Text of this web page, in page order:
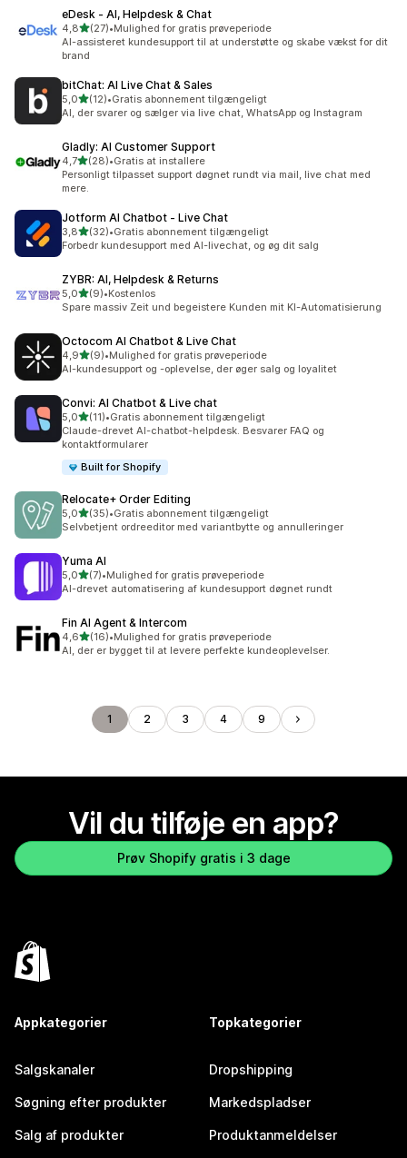
eDesk ‑ AI, Helpdesk & Chat
4,8ud af 5 stjerner
(27)
27 anmeldelser i alt
•Mulighed for gratis prøveperiode
AI-assisteret kundesupport til at understøtte og skabe vækst for dit
brand
bitChat: AI Live Chat & Sales
5,0ud af 5 stjerner
(12)
12 anmeldelser i alt
•Gratis abonnement tilgængeligt
AI, der svarer og sælger via live chat, WhatsApp og Instagram
Gladly: AI Customer Support
4,7ud af 5 stjerner
(28)
28 anmeldelser i alt
•Gratis at installere
Personligt tilpasset support døgnet rundt via mail, live chat med
mere.
Jotform AI Chatbot ‑ Live Chat
3,8ud af 5 stjerner
(32)
32 anmeldelser i alt
•Gratis abonnement tilgængeligt
Forbedr kundesupport med AI-livechat, og øg dit salg
ZYBR: AI, Helpdesk & Returns
5,0ud af 5 stjerner
(9)
9 anmeldelser i alt
•Kostenlos
Spare massiv Zeit und begeistere Kunden mit KI-Automatisierung
Octocom AI Chatbot & Live Chat
4,9ud af 5 stjerner
(9)
9 anmeldelser i alt
•Mulighed for gratis prøveperiode
AI-kundesupport og -oplevelse, der øger salg og loyalitet
Convi: AI Chatbot & Live chat
5,0ud af 5 stjerner
(11)
11 anmeldelser i alt
•Gratis abonnement tilgængeligt
Claude-drevet AI-chatbot-helpdesk. Besvarer FAQ og
kontaktformularer
Built for Shopify
Relocate+ Order Editing
5,0ud af 5 stjerner
(35)
35 anmeldelser i alt
•Gratis abonnement tilgængeligt
Selvbetjent ordreeditor med variantbytte og annulleringer
Yuma AI
5,0ud af 5 stjerner
(7)
7 anmeldelser i alt
•Mulighed for gratis prøveperiode
AI-drevet automatisering af kundesupport døgnet rundt
Fin AI Agent & Intercom
4,6ud af 5 stjerner
(16)
16 anmeldelser i alt
•Mulighed for gratis prøveperiode
AI, der er bygget til at levere perfekte kundeoplevelser.
1 2 3 4 9
Vil du tilføje en app?
Prøv Shopify gratis i 3 dage
Appkategorier
Salgskanaler
Søgning efter produkter
Salg af produkter
Topkategorier
Dropshipping
Markedspladser
Produktanmeldelser